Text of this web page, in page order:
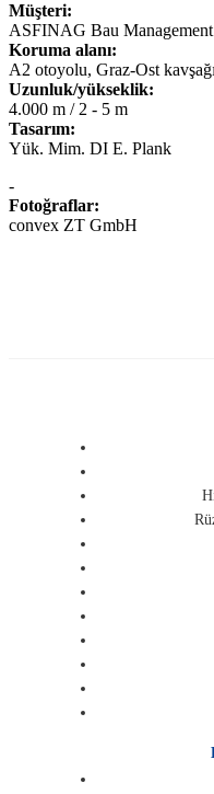
Müşteri:
ASFINAG Bau
Koruma alanı:
A2 otoyolu, Graz-Ost kavşağı
Uzunluk/yükseklik:
4.000 m / 2 - 5 m
Tasarım:
Yük. Mim. DI E. Plank
-
Fotoğraflar:
convex ZT GmbH